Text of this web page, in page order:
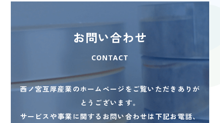
お問い合わせ
CONTACT
西ノ宮互厚産業のホームページをご覧いただきありが
とうございます。
サービスや事業に関するお問い合わせは下記お電話、